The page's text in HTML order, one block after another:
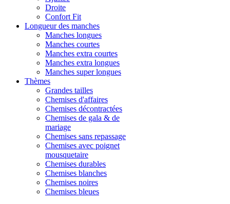
Droite
Confort Fit
Longueur des manches
Manches longues
Manches courtes
Manches extra courtes
Manches extra longues
Manches super longues
Thèmes
Grandes tailles
Chemises d'affaires
Chemises décontractées
Chemises de gala & de
mariage
Chemises sans repassage
Chemises avec poignet
mousquetaire
Chemises durables
Chemises blanches
Chemises noires
Chemises bleues